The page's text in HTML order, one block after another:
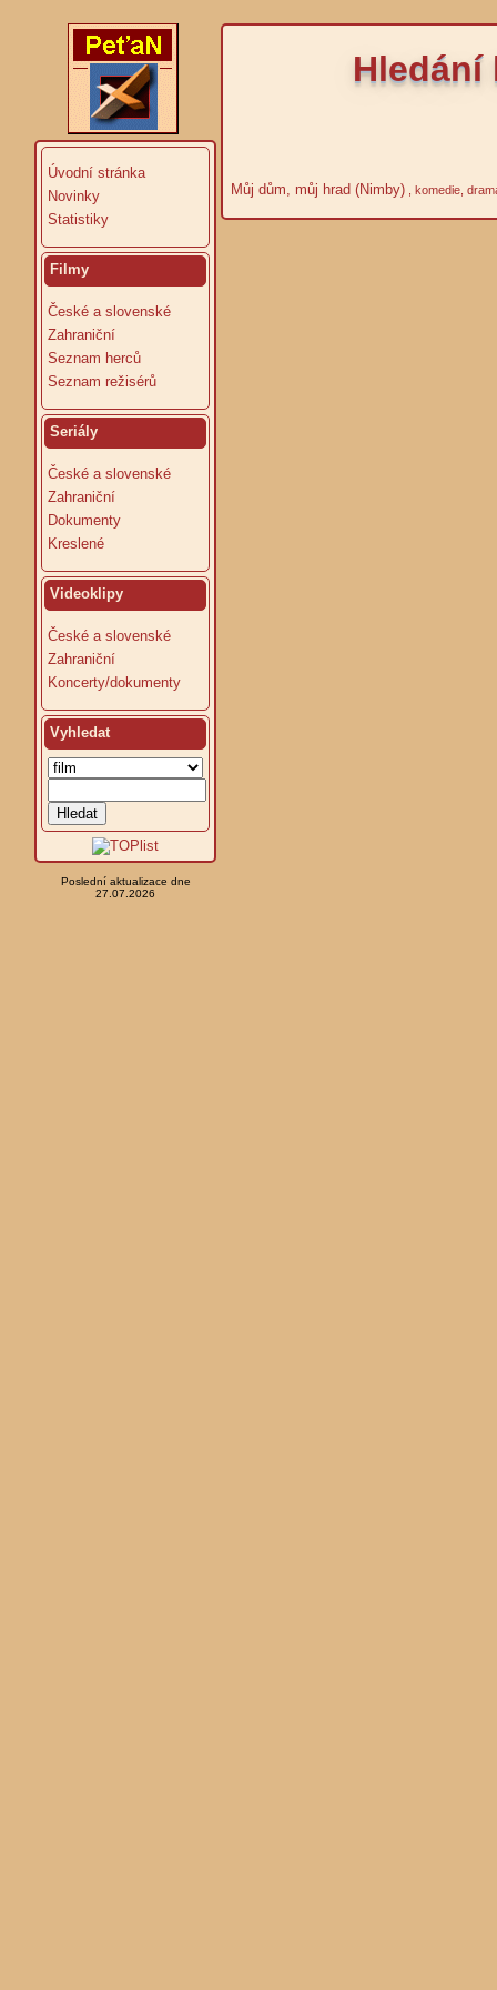
Úvodní stránka
Novinky
Statistiky
Filmy
České a slovenské
Zahraniční
Seznam herců
Seznam režisérů
Seriály
České a slovenské
Zahraniční
Dokumenty
Kreslené
Videoklipy
České a slovenské
Zahraniční
Koncerty/dokumenty
Vyhledat
Poslední aktualizace dne
27.07.2026
Hledání
Můj dům, můj hrad (Nimby) , komedie,